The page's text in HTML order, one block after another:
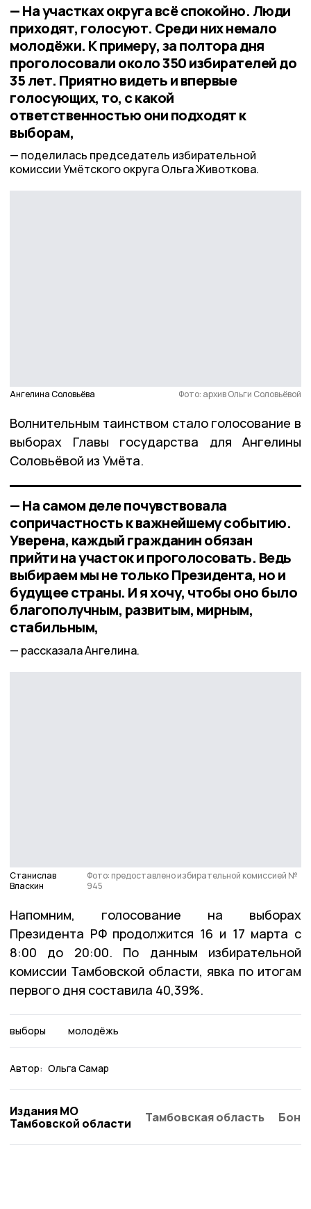
— На участках округа всё спокойно. Люди
приходят, голосуют. Среди них немало
молодёжи. К примеру, за полтора дня
проголосовали около 350 избирателей до
35 лет. Приятно видеть и впервые
голосующих, то, с какой
ответственностью они подходят к
выборам,
поделилась председатель избирательной
комиссии Умётского округа Ольга Животкова.
Ангелина Соловьёва Фото: архив Ольги Соловьёвой
Волнительным таинством стало голосование в
выборах Главы государства для Ангелины
Соловьёвой из Умёта.
— На самом деле почувствовала
сопричастность к важнейшему событию.
Уверена, каждый гражданин обязан
прийти на участок и проголосовать. Ведь
выбираем мы не только Президента, но и
будущее страны. И я хочу, чтобы оно было
благополучным, развитым, мирным,
стабильным,
рассказала Ангелина.
Станислав
Власкин
Фото: предоставлено избирательной комиссией №
945
Напомним, голосование на выборах
Президента РФ продолжится 16 и 17 марта с
8:00 до 20:00. По данным избирательной
комиссии Тамбовской области, явка по итогам
первого дня составила 40,39%.
выборы молодёжь
Автор: Ольга Самар
Издания МО
Тамбовской области
Тамбовская область